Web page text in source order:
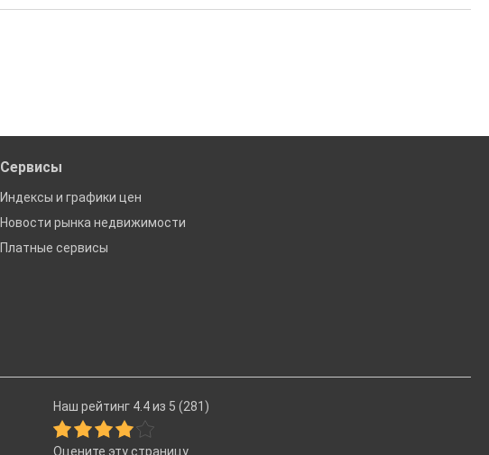
Сервисы
Индексы и графики цен
Новости рынка недвижимости
Платные сервисы
Наш рейтинг 4.4 из 5 (281)
Оцените эту страницу